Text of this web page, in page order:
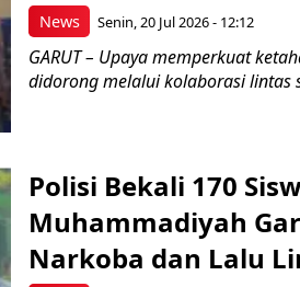
News Senin, 20 Jul 2026 - 12:12
GARUT – Upaya memperkuat
didorong melalui kolaborasi lintas
Polisi Bekali 170
Muhammadiyah
Narkoba dan Lalu